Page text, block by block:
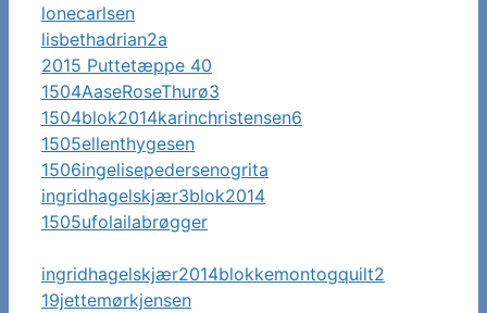
lonecarlsen
lisbethadrian2a
2015 Puttetæppe 40
1504AaseRoseThurø3
1504blok2014karinchristensen6
1505ellenthygesen
1506ingelisepedersenogrita
ingridhagelskjær3blok2014
1505ufolailabrøgger
ingridhagelskjær2014blokkemontogquilt2
19jettemørkjensen